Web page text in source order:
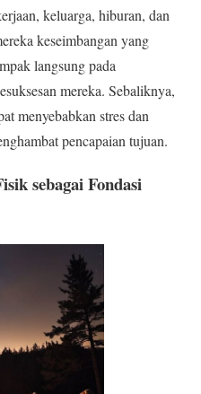
keluarga, hiburan, dan
keseimbangan yang
langsung pada
mereka. Sebaliknya,
menyebabkan stres dan
pencapaian tujuan.
sebagai Fondasi